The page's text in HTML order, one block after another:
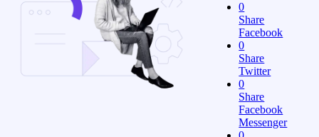
0
Share
Facebook
0
Share
Twitter
0
Share
Facebook
Messenger